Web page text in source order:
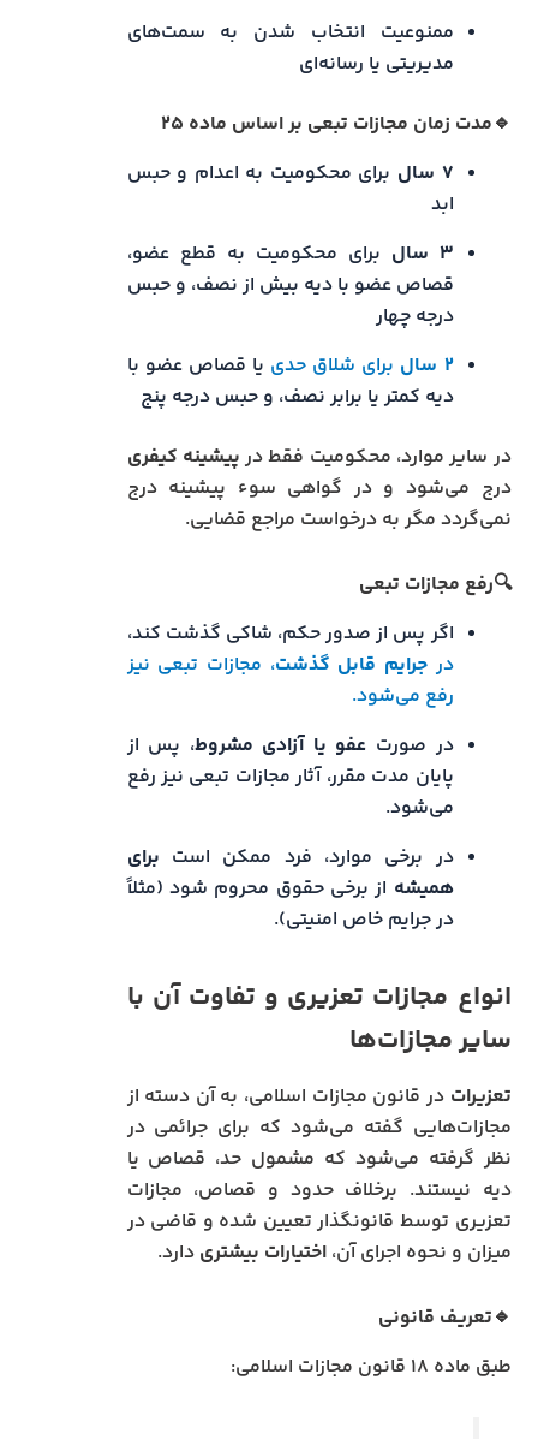
ممنوعیت انتخاب شدن به سمت‌های
مدیریتی یا رسانه‌ای
🔹مدت زمان مجازات تبعی بر اساس ماده ۲۵
۷ سال
برای محکومیت به اعدام و حبس
ابد
۳ سال
برای محکومیت به قطع عضو،
قصاص عضو با دیه بیش از نصف، و حبس
درجه چهار
۲ سال
برای شلاق حدی یا قصاص عضو با
دیه کمتر یا برابر نصف، و حبس درجه پنج
در سایر موارد، محکومیت فقط در پیشینه کیفری
درج می‌شود و در گواهی سوء پیشینه درج
نمی‌گردد مگر به درخواست مراجع قضایی.
🔍رفع مجازات تبعی
اگر پس از صدور حکم، شاکی گذشت کند،
درجرایم قابل گذشت، مجازات تبعی نیز
رفع می‌شود.
در صورت عفو یا آزادی مشروط، پس از
پایان مدت مقرر، آثار مجازات تبعی نیز رفع
می‌شود.
در برخی موارد، فرد ممکن است برای
همیشه از برخی حقوق محروم شود (مثلاً
در جرایم خاص امنیتی).
انواع مجازات تعزیری و تفاوت آن با
سایر مجازات‌ها
تعزیرات در قانون مجازات اسلامی، به آن دسته از
مجازات‌هایی گفته می‌شود که برای جرائمی در
نظر گرفته می‌شود که مشمول حد، قصاص یا
دیه نیستند. برخلاف حدود و قصاص، مجازات
تعزیری توسط قانونگذار تعیین شده و قاضی در
میزان و نحوه اجرای آن،اختیارات بیشتری دارد.
🔹تعریف قانونی
طبق ماده ۱۸ قانون مجازات اسلامی: